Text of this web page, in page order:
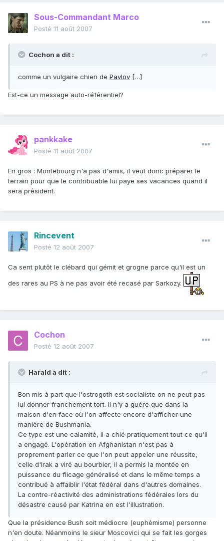
Sous-Commandant Marco
Posté 11 août 2007
Cochon a dit :
comme un vulgaire chien de Pavlov […]
Est-ce un message auto-référentiel?
pankkake
Posté 11 août 2007
En gros : Montebourg n'a pas d'amis, il veut donc préparer le
terrain pour que le contribuable lui paye ses vacances quand il
sera président.
Rincevent
Posté 12 août 2007
Ca sent plutôt le clébard qui gémit et grogne parce qu'il est un
des rares au PS à ne pas avoir été recasé par Sarkozy.
Cochon
Posté 12 août 2007
Harald a dit :
Bon mis à part que l'ostrogoth est socialiste on ne peut pas
lui donner franchement tort. Il n'y a guère que dans la
maison d'en face où l'on affecte encore d'afficher une
manière de Bushmania.
Ce type est une calamité, il a chié pratiquement tout ce qu'il
a engagé. L'opération en Afghanistan n'est pas à
proprement parler ce que l'on peut appeler une réussite,
celle d'Irak a viré au bourbier, il a permis la montée en
puissance du flicage généralisé et dans le même temps a
contribué à affaiblir l'état fédéral dans d'autres domaines.
La contre-réactivité des administrations fédérales lors du
désastre causé par Katrina en est l'illustration.
Que la présidence Bush soit médiocre (euphémisme) personne
n'en doute. Néanmoins le sieur Moscovici qui se fait les gorges